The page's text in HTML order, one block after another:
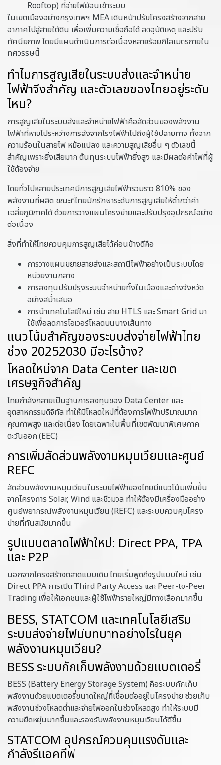
Rooftop) ที่จ่ายไฟย้อนเข้าระบบ
ในเขตเมืองอย่างกรุงเทพฯ MEA เดินหน้าปรับโครงสร้างจากสาย
อากาศไปสู่สายใต้ดิน เพื่อเพิ่มความเชื่อถือได้ ลดอุบัติเหตุ และปรับ
ทัศนียภาพ โดยมีแผนดำเนินการต่อเนื่องหลายร้อยกิโลเมตรภายใน
ทศวรรษนี้
ทำไมการสูญเสียในระบบส่งและจำหน่าย
ไฟฟ้าจึงสำคัญ และตัวเลขของไทยอยู่ระดับ
ไหน?
การสูญเสียในระบบส่งและจำหน่ายไฟฟ้าคือสัดส่วนของพลังงาน
ไฟฟ้าที่หายไประหว่างการส่งจากโรงไฟฟ้าไปถึงผู้ใช้ปลายทาง ทั้งจาก
ความร้อนในสายไฟ หม้อแปลง และความสูญเสียอื่น ๆ ตัวเลขนี้
สำคัญเพราะยิ่งเสียมาก ต้นทุนระบบไฟฟ้ายิ่งสูง และมีผลต่อค่าไฟที่ผู้
ใช้ต้องจ่าย
โดยทั่วไปหลายประเทศมีการสูญเสียไฟฟ้ารวมราว 810% ของ
พลังงานที่ผลิต ขณะที่ไทยมักรักษาระดับการสูญเสียให้ต่ำกว่าค่า
เฉลี่ยภูมิภาคได้ ด้วยการวางแผนโครงข่ายและปรับปรุงอุปกรณ์อย่าง
ต่อเนื่อง
สิ่งที่ทำให้ไทยควบคุมการสูญเสียได้ค่อนข้างดีคือ
การวางแผนขยายสายส่งและสถานีไฟฟ้าอย่างเป็นระบบโดย
หน่วยงานกลาง
การลงทุนปรับปรุงระบบจำหน่ายทั้งในเมืองและต่างจังหวัด
อย่างสม่ำเสมอ
การนำเทคโนโลยีใหม่ เช่น สาย HTLS และ Smart Grid มา
ใช้เพื่อลดการโอเวอร์โหลดบนบางเส้นทาง
แนวโน้มสำคัญของระบบส่งจ่ายไฟฟ้าไทย
ช่วง 20252030 มีอะไรบ้าง?
โหลดใหม่จาก Data Center และเขต
เศรษฐกิจสำคัญ
ไทยกำลังกลายเป็นฐานการลงทุนของ Data Center และ
อุตสาหกรรมดิจิทัล ทำให้มีโหลดใหม่ที่ต้องการไฟฟ้าปริมาณมาก
คุณภาพสูง และต่อเนื่อง โดยเฉพาะในพื้นที่เขตพัฒนาพิเศษภาค
ตะวันออก (EEC)
การเพิ่มสัดส่วนพลังงานหมุนเวียนและศูนย์
REFC
สัดส่วนพลังงานหมุนเวียนในระบบไฟฟ้าของไทยมีแนวโน้มเพิ่มขึ้น
จากโครงการ Solar, Wind และชีวมวล ทำให้ต้องมีเครื่องมืออย่าง
ศูนย์พยากรณ์พลังงานหมุนเวียน (REFC) และระบบควบคุมโครง
ข่ายที่ทันสมัยมากขึ้น
รูปแบบตลาดไฟฟ้าใหม่: Direct PPA, TPA
และ P2P
นอกจากโครงสร้างตลาดแบบเดิม ไทยเริ่มพูดถึงรูปแบบใหม่ เช่น
Direct PPA การเปิด Third Party Access และ Peer-to-Peer
Trading เพื่อให้เอกชนและผู้ใช้ไฟฟ้ารายใหญ่มีทางเลือกมากขึ้น
BESS, STATCOM และเทคโนโลยีเสริม
ระบบส่งจ่ายไฟมีบทบาทอย่างไรในยุค
พลังงานหมุนเวียน?
BESS ระบบกักเก็บพลังงานด้วยแบตเตอรี่
BESS (Battery Energy Storage System) คือระบบกักเก็บ
พลังงานด้วยแบตเตอรี่ขนาดใหญ่ที่เชื่อมต่ออยู่ในโครงข่าย ช่วยเก็บ
พลังงานช่วงโหลดต่ำและจ่ายไฟออกในช่วงโหลดสูง ทำให้ระบบมี
ความยืดหยุ่นมากขึ้นและรองรับพลังงานหมุนเวียนได้ดีขึ้น
STATCOM อุปกรณ์ควบคุมแรงดันและ
กำลังรีแอคทีฟ